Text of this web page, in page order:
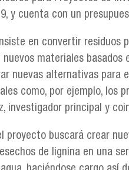
y cuenta con un
en convertir residuos
nuevos materiales basados
nuevas alternativas para
como, por ejemplo, los
investigador principal y
proyecto buscará crear
de lignina en una